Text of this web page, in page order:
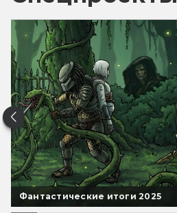
Фантастические итоги 2025